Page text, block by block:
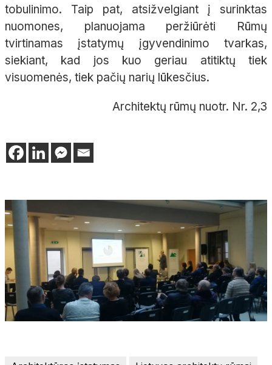
tobulinimo. Taip pat, atsižvelgiant į surinktas
nuomones, planuojama peržiūrėti Rūmų
tvirtinamas įstatymų įgyvendinimo tvarkas,
siekiant, kad jos kuo geriau atitiktų tiek
visuomenės, tiek pačių narių lūkesčius.
Architektų rūmų nuotr. Nr. 2,3